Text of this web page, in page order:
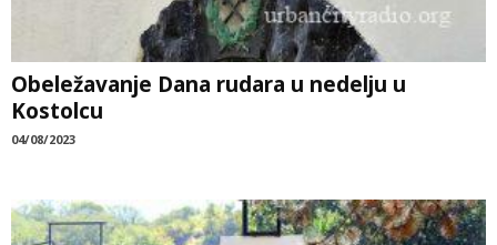
Obeležavanje Dana rudara u nedelju u
Kostolcu
04/08/2023